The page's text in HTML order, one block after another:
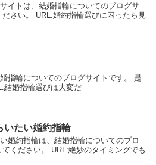
イトは、結婚指輪についてのブログサ
さい。 URL:婚約指輪選びに困ったら見
指輪についてのブログサイトです。 是
結婚指輪選びは大変だ
いたい婚約指輪
婚約指輪は、結婚指輪についてのブロ
ください。 URL:絶妙のタイミングでも